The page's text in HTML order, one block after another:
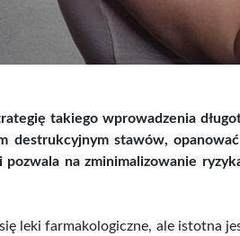
takiego wprowadzenia
destrukcyjnym stawów,
na zminimalizowanie
leki farmakologiczne, ale istotna